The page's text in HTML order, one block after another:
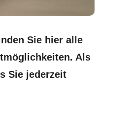
Sie hier alle
Als
Sie jederzeit